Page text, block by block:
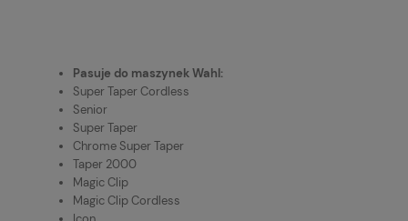
Pasuje do maszynek Wahl:
Super Taper Cordless
Senior
Super Taper
Chrome Super Taper
Taper 2000
Magic Clip
Magic Clip Cordless